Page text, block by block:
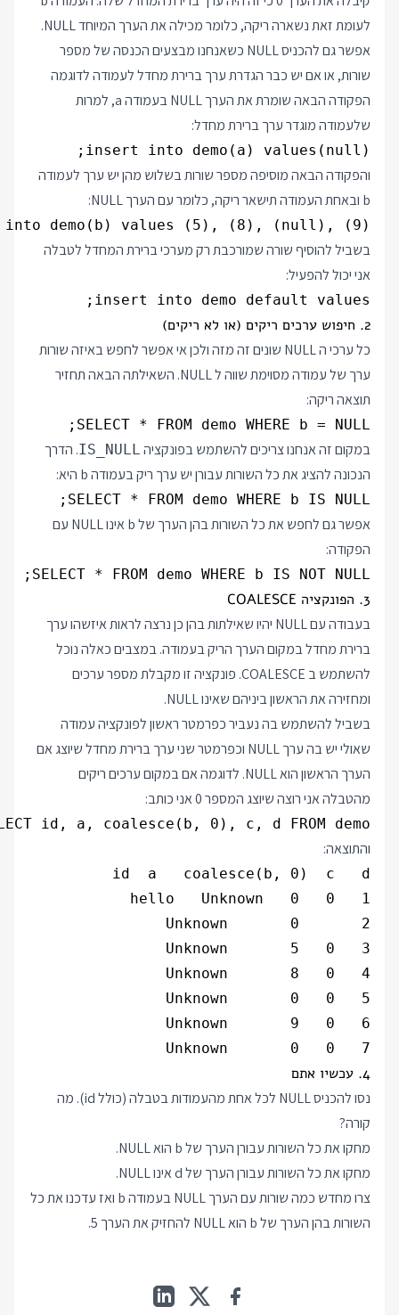
לעומת זאת נשארה ריקה, כלומר מכילה את הערך המיוחד NULL.
אפשר גם להכניס NULL כשאנחנו מבצעים הכנסה של מספר
שורות, או אם יש כבר הגדרת ערך ברירת מחדל לעמודה לדוגמה
הפקודה הבאה שומרת את הערך NULL בעמודה a, למרות
שלעמודה מוגדר ערך ברירת מחדל:
insert into demo(a) values(null);
והפקודה הבאה מוסיפה מספר שורות בשלוש מהן יש ערך לעמודה
b ובאחת העמודה תישאר ריקה, כלומר עם הערך NULL:
demo(b) values (5), (8), (null), (9);
בשביל להוסיף שורה שמורכבת רק מערכי ברירת המחדל לטבלה
אני יכול להפעיל:
insert into demo default values;
2. חיפוש ערכים ריקים (או לא ריקים)
כל ערכי ה NULL שונים זה מזה ולכן אי אפשר לחפש באיזה שורות
ערך של עמודה מסוימת שווה ל NULL. השאילתה הבאה תחזיר
תוצאה ריקה:
SELECT * FROM demo WHERE b = NULL;
במקום זה אנחנו צריכים להשתמש בפונקציה IS_NULL. הדרך
הנכונה להציג את כל השורות עבורן יש ערך ריק בעמודה b היא:
SELECT * FROM demo WHERE b IS NULL;
אפשר גם לחפש את כל השורות בהן הערך של b אינו NULL עם
הפקודה:
SELECT * FROM demo WHERE b IS NOT NULL;
3. הפונקציה COALESCE
בעבודה עם NULL יהיו שאילתות בהן כן נרצה לראות איזשהו ערך
ברירת מחדל במקום הערך הריק בעמודה. במצבים כאלה נוכל
להשתמש ב COALESCE. פונקציה זו מקבלת מספר ערכים
ומחזירה את הראשון ביניהם שאינו NULL.
בשביל להשתמש בה נעביר כפרמטר ראשון לפונקציה עמודה
שאולי יש בה ערך NULL וכפרמטר שני ערך ברירת מחדל שיוצג אם
הערך הראשון הוא NULL. לדוגמה אם במקום ערכים ריקים
מהטבלה אני רוצה שיוצג המספר 0 אני כותב:
id, a, coalesce(b, 0), c, d FROM demo;
והתוצאה:
7   0   0       Unknown
4. עכשיו אתם
נסו להכניס NULL לכל אחת מהעמודות בטבלה (כולל id). מה
קורה?
מחקו את כל השורות עבורן הערך של b הוא NULL.
מחקו את כל השורות עבורן הערך של d אינו NULL.
צרו מחדש כמה שורות עם הערך NULL בעמודה b ואז עדכנו את כל
השורות בהן הערך של b הוא NULL להחזיק את הערך 5.